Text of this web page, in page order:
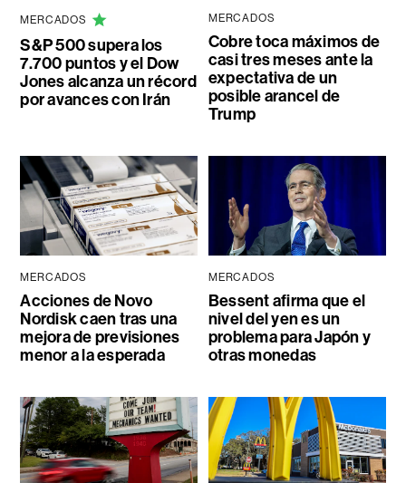
MERCADOS
S&P 500 supera los
7.700 puntos y el Dow
Jones alcanza un récord
por avances con Irán
MERCADOS
Cobre toca máximos de
casi tres meses ante la
expectativa de un
posible arancel de
Trump
MERCADOS
Acciones de Novo
Nordisk caen tras una
mejora de previsiones
menor a la esperada
MERCADOS
Bessent afirma que el
nivel del yen es un
problema para Japón y
otras monedas